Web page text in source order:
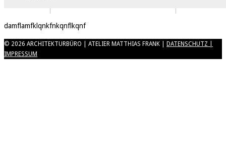
damflamfklqnkfnkqnflkqnf
© 2026 ARCHITEKTURBÜRO | ATELIER MATTHIAS FRANK |
DATENSCHUTZ |
IMPRESSUM